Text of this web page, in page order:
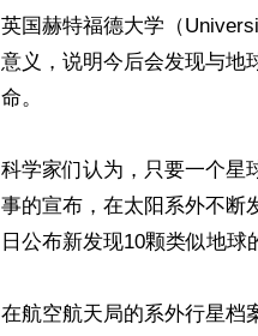
英国赫特福德大学（
意义，说明今后会发现与地
命。
科学家们认为，只要一个星
事的宣布，在太阳系外不断
日公布新发现10颗类似地球
在航空航天局的系外行星档